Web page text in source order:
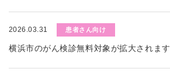
2026.03.31 患者さん向け
横浜市のがん検診無料対象が拡大されます